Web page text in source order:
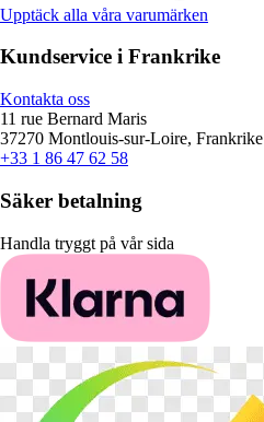
Upptäck alla våra varumärken
Kundservice i Frankrike
Kontakta oss
11 rue Bernard Maris
37270 Montlouis-sur-Loire, Frankrike
+33 1 86 47 62 58
Säker betalning
Handla tryggt på vår sida